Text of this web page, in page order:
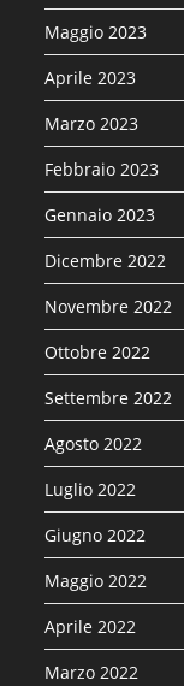
Maggio 2023
Aprile 2023
Marzo 2023
Febbraio 2023
Gennaio 2023
Dicembre 2022
Novembre 2022
Ottobre 2022
Settembre 2022
Agosto 2022
Luglio 2022
Giugno 2022
Maggio 2022
Aprile 2022
Marzo 2022